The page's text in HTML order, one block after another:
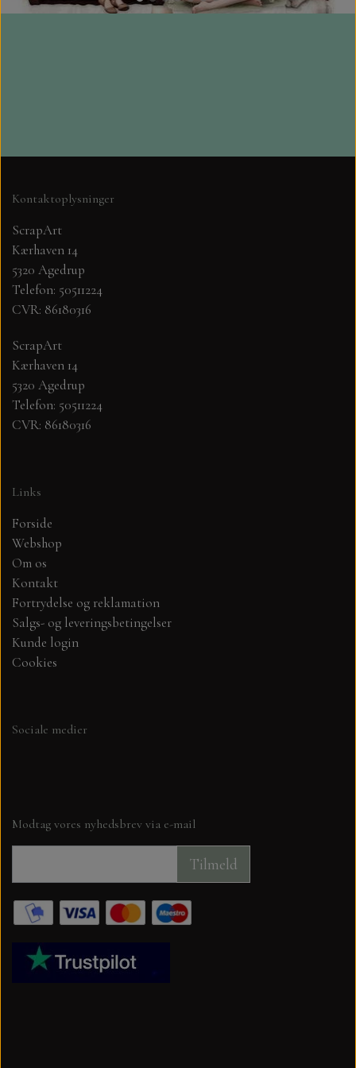
LEANE
DANDIES OG MADE WITH LOVE
TOPPERS OG 3D TOPPERS
VÆRKTØJ, SAKSE MV.
BÅND OG SNOR
BAGGRUNDS HÆFTER, JUNK JOURNAL,
HJÆLPE VÆRKTØJ FRA TECH BIT
TIM HOLTZ BLOKKE
CRAFT CONSORTIUM
Kontaktoplysninger
ScrapArt
Kærhaven 14
5320 Agedrup
Telefon: 50511224
CVR: 86180316
ScrapArt
Kærhaven 14
5320 Agedrup
Telefon: 50511224
CVR: 86180316
Links
Forside
Webshop
Om os
Kontakt
Fortrydelse og reklamation
Salgs- og leveringsbetingelser
Kunde login
Cookies
Sociale medier
Modtag vores nyhedsbrev via e-mail
Tilmeld